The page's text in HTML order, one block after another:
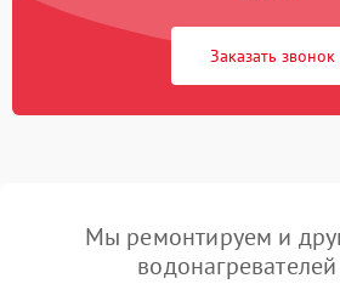
Заказать звонок
Мы ремонтируем и